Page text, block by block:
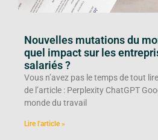
Nouvelles mutations du
quel impact sur les
salariés ?
Vous n’avez pas le temps de tout
de l’article : Perplexity ChatGPT
monde du travail
Lire l'article »